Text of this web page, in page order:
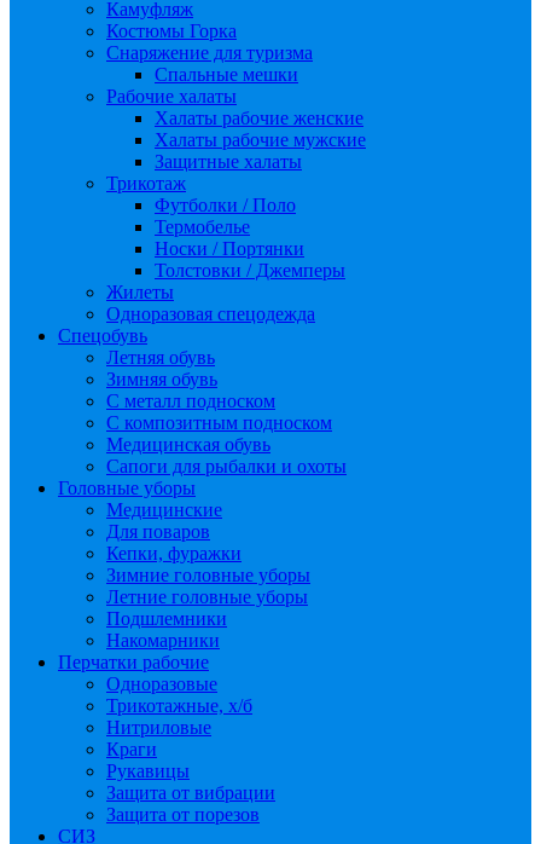
Камуфляж
Костюмы Горка
Снаряжение для туризма
Спальные мешки
Рабочие халаты
Халаты рабочие женские
Халаты рабочие мужские
Защитные халаты
Трикотаж
Футболки / Поло
Термобелье
Носки / Портянки
Толстовки / Джемперы
Жилеты
Одноразовая спецодежда
Спецобувь
Летняя обувь
Зимняя обувь
С металл подноском
С композитным подноском
Медицинская обувь
Сапоги для рыбалки и охоты
Головные уборы
Медицинские
Для поваров
Кепки, фуражки
Зимние головные уборы
Летние головные уборы
Подшлемники
Накомарники
Перчатки рабочие
Одноразовые
Трикотажные, х/б
Нитриловые
Краги
Рукавицы
Защита от вибрации
Защита от порезов
СИЗ